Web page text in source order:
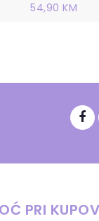
54,90 KM
PRI